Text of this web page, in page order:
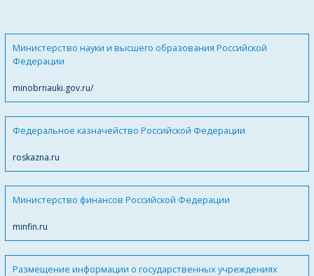
Министерство науки и высшего образования Российской
Федерации
minobrnauki.gov.ru/
Федеральное казначейство Российской Федерации
roskazna.ru
Министерство финансов Российской Федерации
minfin.ru
Размещение информации о государственных учреждениях